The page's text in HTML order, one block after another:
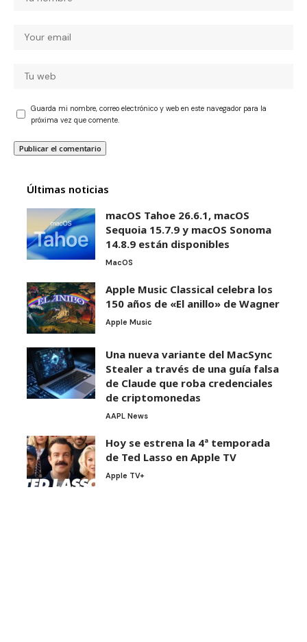
Guarda mi nombre, correo electrónico y web en este navegador para la
próxima vez que comente.
Últimas noticias
macOS Tahoe 26.6.1, macOS
Sequoia 15.7.9 y macOS Sonoma
14.8.9 están disponibles
MacOS
Apple Music Classical celebra los
150 años de «El anillo» de Wagner
Apple Music
Una nueva variante del MacSync
Stealer a través de una guía falsa
de Claude que roba credenciales
de criptomonedas
AAPL News
Hoy se estrena la 4ª temporada
de Ted Lasso en Apple TV
Apple TV+